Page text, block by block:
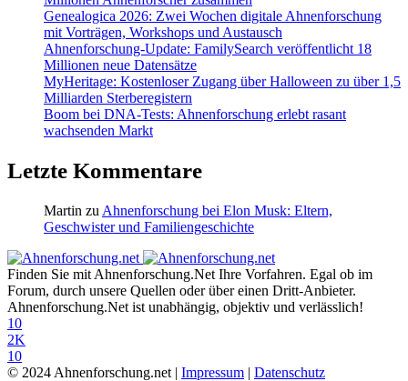
Genealogica 2026: Zwei Wochen digitale Ahnenforschung
mit Vorträgen, Workshops und Austausch
Ahnenforschung-Update: FamilySearch veröffentlicht 18
Millionen neue Datensätze
MyHeritage: Kostenloser Zugang über Halloween zu über 1,5
Milliarden Sterberegistern
Boom bei DNA-Tests: Ahnenforschung erlebt rasant
wachsenden Markt
Letzte Kommentare
Martin zu Ahnenforschung bei Elon Musk: Eltern,
Geschwister und Familiengeschichte
Finden Sie mit Ahnenforschung.Net Ihre Vorfahren. Egal ob im
Forum, durch unsere Quellen oder über einen Dritt-Anbieter.
Ahnenforschung.Net ist unabhängig, objektiv und verlässlich!
10
2K
10
© 2024 Ahnenforschung.net | Impressum | Datenschutz